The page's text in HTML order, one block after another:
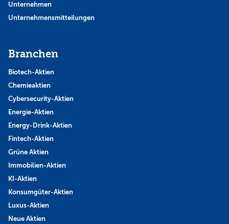
Unternehmen
Unternehmensmitteilungen
Branchen
Biotech-Aktien
Chemieaktien
Cybersecurity-Aktien
Energie-Aktien
Energy-Drink-Aktien
Fintech-Aktien
Grüne Aktien
Immobilien-Aktien
KI-Aktien
Konsumgüter-Aktien
Luxus-Aktien
Neue Aktien